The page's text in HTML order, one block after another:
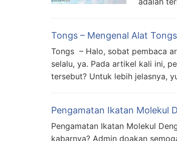
Tongs – Mengenal Alat
Tongs – Halo, sobat pembaca
selalu, ya. Pada artikel kali ini,
tersebut? Untuk lebih jelasnya,
Pengamatan Ikatan Molekul
Pengamatan Ikatan Molekul
kabarnya? Admin doakan